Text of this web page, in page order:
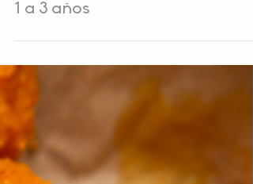
Mamá Practica
Alimentos que NO
RECOMENDAMOS para niños
1 a 3 años